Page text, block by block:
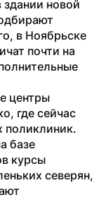
здании новой
в Ноябрьске
почти на
центры
где сейчас
поликлиник.
базе
курсы
северян,